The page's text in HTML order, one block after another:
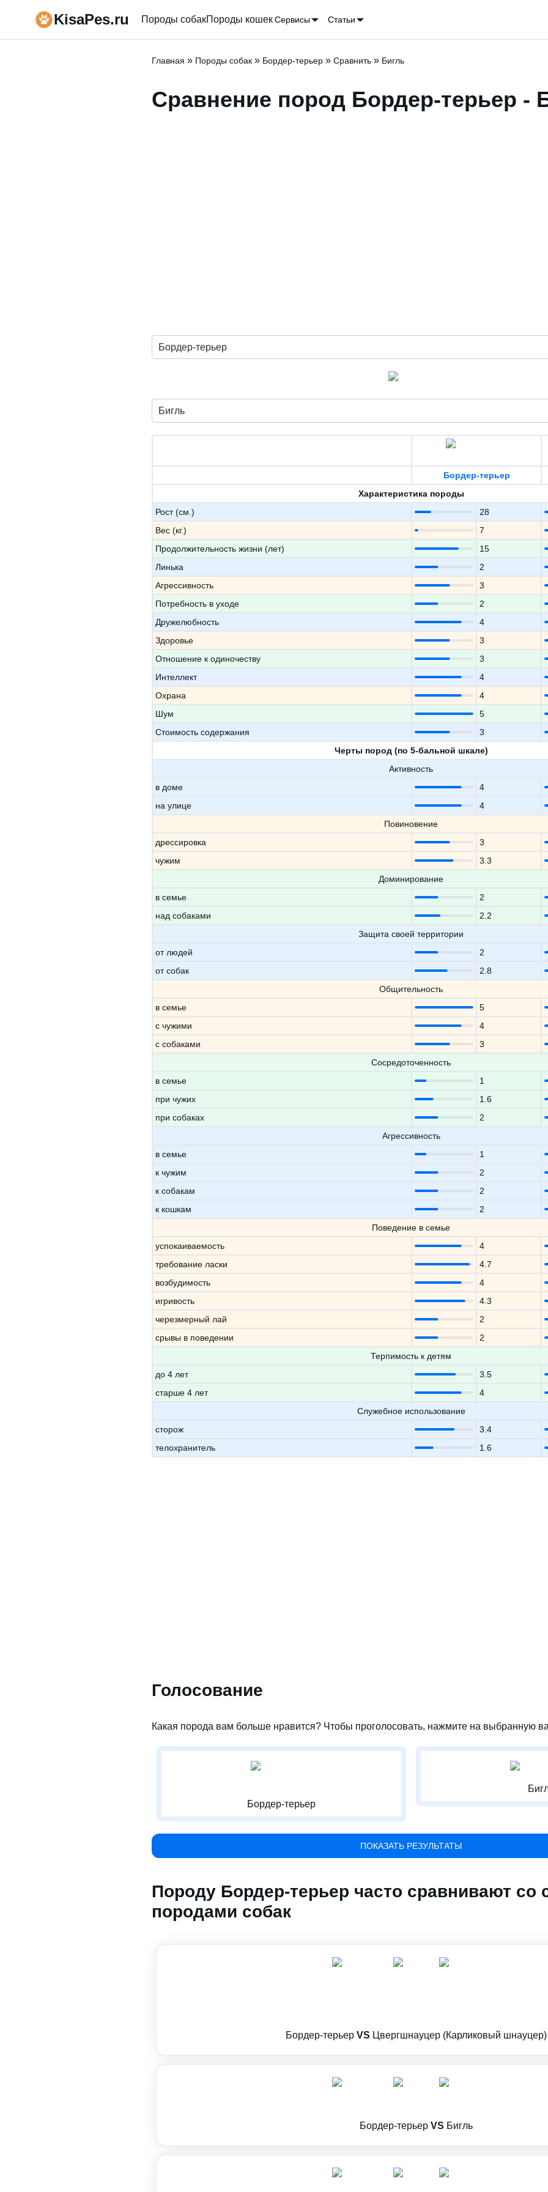
KisaPes.ru Породы собакПороды кошекСервисы Статьи
Главная » Породы собак » Бордер-терьер » Сравнить » Бигль
Сравнение пород Бордер-терьер -
Бордер-терьер
Бигль
Бордер-терьер
Характеристика породы
Рост (см.)
28
Вес (кг.)
7
Продолжительность жизни (лет)
15
Линька
2
Агрессивность
3
Потребность в уходе
2
Дружелюбность
4
Здоровье
3
Отношение к одиночеству
3
Интеллект
4
Охрана
4
Шум
5
Стоимость содержания
3
Черты пород (по 5-бальной шкале)
Активность
в доме
4
на улице
4
Повиновение
дрессировка
3
чужим
3.3
Доминирование
в семье
2
над собаками
2.2
Защита своей территории
от людей
2
от собак
2.8
Общительность
в семье
5
с чужими
4
с собаками
3
Сосредоточенность
в семье
1
при чужих
1.6
при собаках
2
Агрессивность
в семье
1
к чужим
2
к собакам
2
к кошкам
2
Поведение в семье
успокаиваемость
4
требование ласки
4.7
возбудимость
4
игривость
4.3
черезмерный лай
2
срывы в поведении
2
Терпимость к детям
до 4 лет
3.5
старше 4 лет
4
Служебное использование
сторож
3.4
телохранитель
1.6
Голосование
Какая порода вам больше нравится? Чтобы проголосовать, нажмите на выбранную
Бордер-терьер
ПОКАЗАТЬ РЕЗУЛЬТАТЫ
Породу Бордер-терьер часто сравнивают
породами собак
Бордер-терьер VS Цвергшнауцер (Карликовый шнауцер)
Бордер-терьер VS Бигль